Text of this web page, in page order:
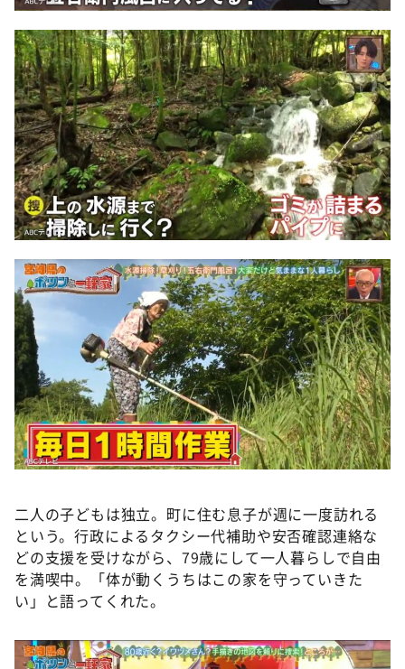
二人の子どもは独立。町に住む息子が週に一度訪れる
という。行政によるタクシー代補助や安否確認連絡な
どの支援を受けながら、79歳にして一人暮らしで自由
を満喫中。「体が動くうちはこの家を守っていきた
い」と語ってくれた。